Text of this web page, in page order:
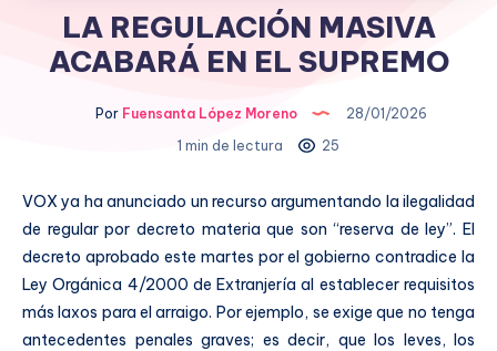
LA REGULACIÓN MASIVA
ACABARÁ EN EL SUPREMO
Por Fuensanta López Moreno
28/01/2026
1 min de lectura
25
VOX ya ha anunciado un recurso argumentando la ilegalidad
de regular por decreto materia que son “reserva de ley”. El
decreto aprobado este martes por el gobierno contradice la
Ley Orgánica 4/2000 de Extranjería al establecer requisitos
más laxos para el arraigo. Por ejemplo, se exige que no tenga
antecedentes penales graves; es decir, que los leves, los